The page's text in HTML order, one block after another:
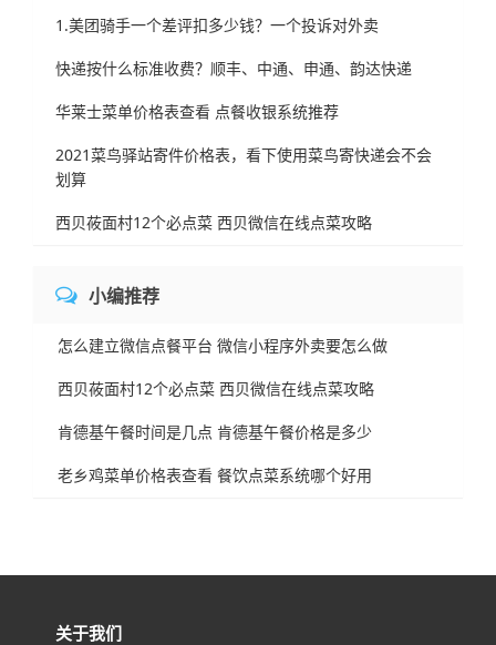
1.美团骑手一个差评扣多少钱？一个投诉对外卖
快递按什么标准收费？顺丰、中通、申通、韵达快递
华莱士菜单价格表查看 点餐收银系统推荐
2021菜鸟驿站寄件价格表，看下使用菜鸟寄快递会不会
划算
西贝莜面村12个必点菜 西贝微信在线点菜攻略
小编推荐
怎么建立微信点餐平台 微信小程序外卖要怎么做
西贝莜面村12个必点菜 西贝微信在线点菜攻略
肯德基午餐时间是几点 肯德基午餐价格是多少
老乡鸡菜单价格表查看 餐饮点菜系统哪个好用
关于我们